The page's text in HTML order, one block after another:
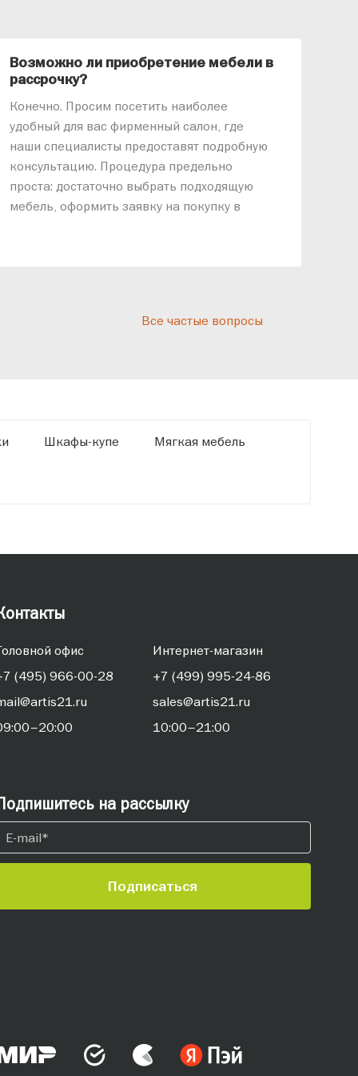
Возможно ли приобретение мебели в
рассрочку?
Конечно. Просим посетить наиболее
удобный для вас фирменный салон, где
наши специалисты предоставят подробную
консультацию. Процедура предельно
проста: достаточно выбрать подходящую
мебель, оформить заявку на покупку в
Все частые вопросы
Шкафы-купе Мягкая мебель
офис
(495) 966-00-28
Интернет-магазин
+7 (499) 995-24-86
sales@artis21.ru
10:00–21:00
на рассылку
Подписаться